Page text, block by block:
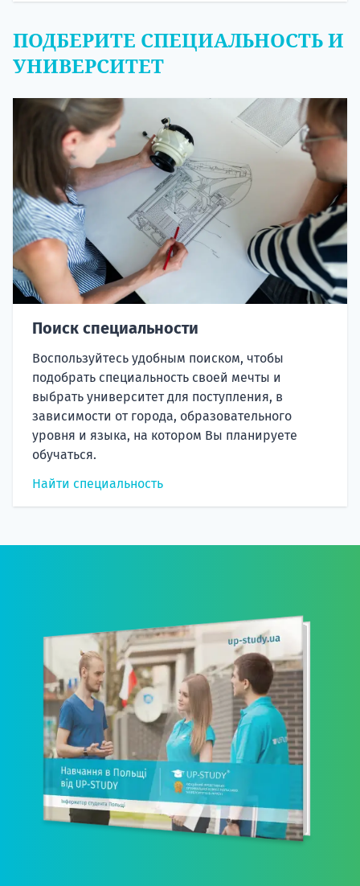
ПОДБЕРИТЕ СПЕЦИАЛЬНОСТЬ И
УНИВЕРСИТЕТ
Поиск специальности
Воспользуйтесь удобным поиском, чтобы
подобрать специальность своей мечты и
выбрать университет для поступления, в
зависимости от города, образовательного
уровня и языка, на котором Вы планируете
обучаться.
Найти специальность